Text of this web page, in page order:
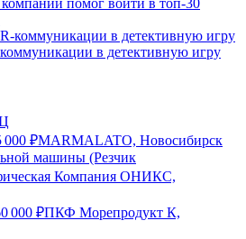
в детективную игру
000 ₽MARMALATO, Новосибирск
машины (Резчик
Компания ОНИКС,
000 ₽ПКФ Морепродукт К,